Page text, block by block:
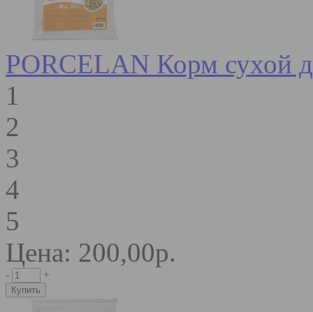
PORCELAN Корм сухой
1
2
3
4
5
Цена: 200,00р.
- +